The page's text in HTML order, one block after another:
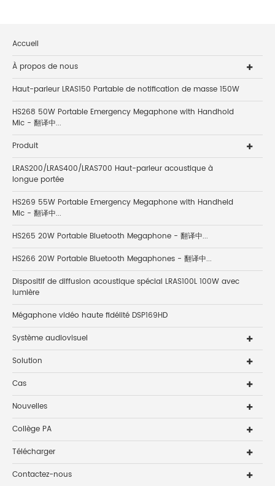
Accueil
À propos de nous
Haut-parleur LRAS150 Partable de notification de masse 150W
HS268 50W Portable Emergency Megaphone with Handhold
Mic - 翻译中...
Produit
LRAS200/LRAS400/LRAS700 Haut-parleur acoustique à
longue portée
HS269 55W Portable Emergency Megaphone with Handheld
Mic - 翻译中...
HS265 20W Portable Bluetooth Megaphone - 翻译中...
HS266 20W Portable Bluetooth Megaphones - 翻译中...
Dispositif de diffusion acoustique spécial LRAS100L 100W avec
lumière
Mégaphone vidéo haute fidélité DSP169HD
Système audiovisuel
Solution
Cas
Nouvelles
Collège PA
Télécharger
Contactez-nous